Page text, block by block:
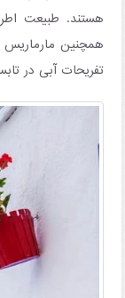
هستند. طبیعت
همچنین
تفریحات آبی در